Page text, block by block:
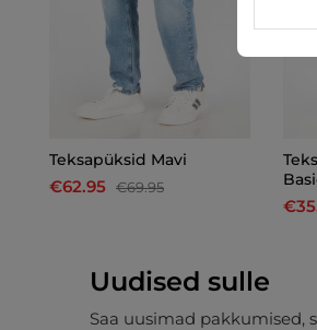
Teksapüksid Mavi
€62.95 €69.95
Uudised sulle
Saa uusimad pakkumised,